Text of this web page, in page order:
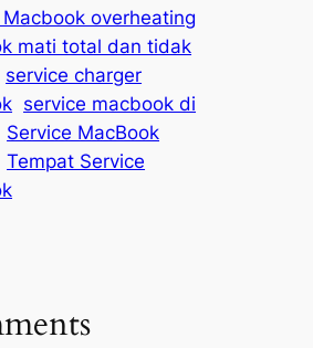
overheating
mati total dan tidak
service charger
service macbook di
Service MacBook
Tempat Service